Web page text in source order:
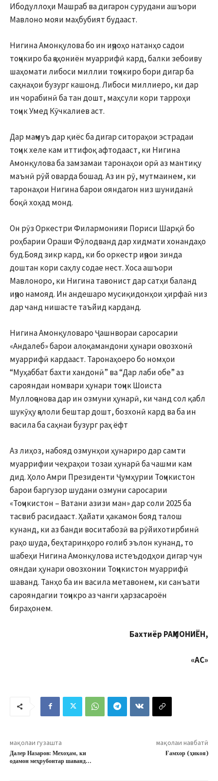
Ибодуллоҳи Машраб ва дигарон сурудани ашъори
Мавлоно мояи маҳбубият будааст.
Нигина Амонқулова бо ин иҷроҳо натанҳо садои
тоҷикиро ба ҷаҳониён муаррифӣ кард, балки зебоиву
шаҳомати либоси миллии тоҷикиро бори дигар ба
саҳнаҳои бузург кашонд. Либоси миллиеро, ки дар
ин чорабинӣ ба тан дошт, маҳсули кори тарроҳи
тоҷик Умед Кӯчкалиев аст.
Дар маҷмуъ дар қиёс ба дигар ситораҳои эстрадаи
тоҷик хеле кам иттифоқ афтодааст, ки Нигина
Амонқулова ба замзамаи таронаҳои орӣ аз мантиқу
маънӣ рӯй оварда бошад. Аз ин рӯ, мутмаинем, ки
таронаҳои Нигина барои ояндагон низ шуниданӣ
боқӣ хоҳад монд.
Он рӯз Оркестри Филармонияи Пориси Шарқӣ бо
роҳбарии Ораши Фӯлодванд дар хидмати хонандаҳо
буд.Бояд зикр кард, ки бо оркестр иҷрои зинда
доштан кори саҳлу содае нест. Хоса ашъори
Мавлоноро, ки Нигина тавонист дар сатҳи баланд
иҷро намояд. Ин андешаро мусиқидонҳои ҳирфаӣ низ
дар чанд нишасте таъйид карданд.
Нигина Амонқуловаро Ҷашнвораи саросарии
«Андалеб» барои алоқамандони ҳунари овозхонӣ
муаррифӣ кардааст. Таронаҳоеро бо номҳои
“Муҳаббат бахти хандонӣ” ва “Дар лаби обе” аз
сарояндаи номвари ҳунари тоҷик Шоиста
Муллоҷонова дар ин озмуни ҳунарӣ, ки чанд сол қабл
шукӯҳу ҷалоли бештар дошт, бозхонӣ кард ва ба ин
васила ба саҳнаи бузург раҳ ёфт
Аз лиҳоз, набояд озмунҳои ҳунариро дар самти
муаррифии чеҳраҳои тозаи ҳунарӣ ба чашми кам
дид. Ҳоло Амри Президенти Ҷумҳурии Тоҷикистон
барои баргузор шудани озмуни саросарии
«Тоҷикистон – Ватани азизи ман» дар соли 2025 ба
тасвиб расидааст. Ҳайати ҳакамон бояд талош
кунанд, ки аз банди воситабозӣ ва рӯйихотирбинӣ
раҳо шуда, беҳтаринҳоро ғолиб эълон кунанд, то
шабеҳи Нигина Амонқулова истеъдодҳои дигар чун
ояндаи ҳунари овозхонии Тоҷикистон муаррифӣ
шаванд. Танҳо ба ин васила метавонем, ки санъати
сарояндагии тоҷикро аз чанги ҳарзасароён
бираҳонем.
Бахтиёр РАҲМОНИЁН,
«АС»
мақолаи гузашта
Далер Назаров: Мехоҳам, ки
одамон меҳрубонтар шаванд…
мақолаи навбатӣ
Ғамхор (ҳикоя)